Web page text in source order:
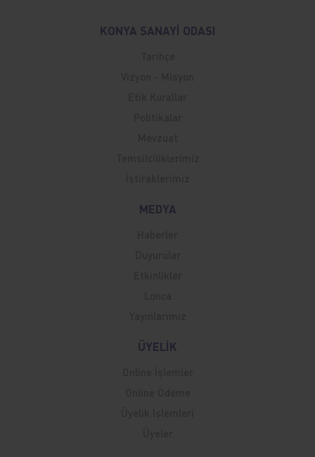
KONYA SANAYİ ODASI
MEDYA
ÜYELİK